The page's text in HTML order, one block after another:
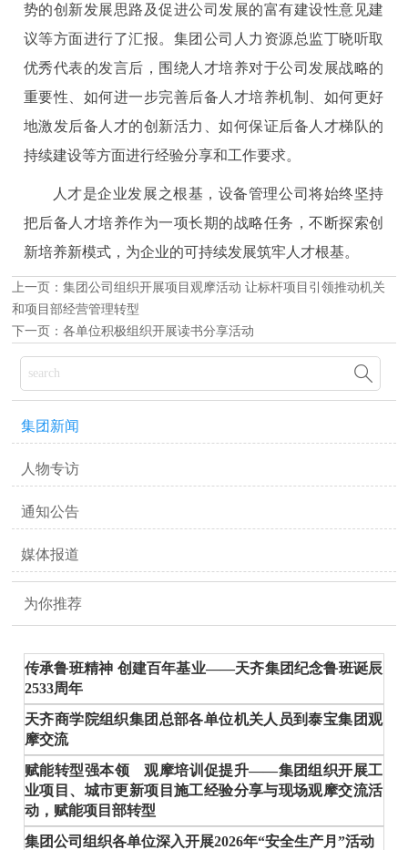
势的创新发展思路及促进公司发展的富有建设性意见建
议等方面进行了汇报。集团公司人力资源总监丁晓听取
优秀代表的发言后，围绕人才培养对于公司发展战略的
重要性、如何进一步完善后备人才培养机制、如何更好
地激发后备人才的创新活力、如何保证后备人才梯队的
持续建设等方面进行经验分享和工作要求。
人才是企业发展之根基，设备管理公司将始终坚持
把后备人才培养作为一项长期的战略任务，不断探索创
新培养新模式，为企业的可持续发展筑牢人才根基。
上一页：集团公司组织开展项目观摩活动 让标杆项目引领推动机关
和项目部经营管理转型
下一页：各单位积极组织开展读书分享活动

集团新闻
人物专访
通知公告
媒体报道
为你推荐
传承鲁班精神 创建百年基业——天齐集团纪念鲁班诞辰
2533周年
天齐商学院组织集团总部各单位机关人员到泰宝集团观
摩交流
赋能转型强本领 观摩培训促提升——集团组织开展工
业项目、城市更新项目施工经验分享与现场观摩交流活
动，赋能项目部转型
集团公司组织各单位深入开展2026年“安全生产月”活动